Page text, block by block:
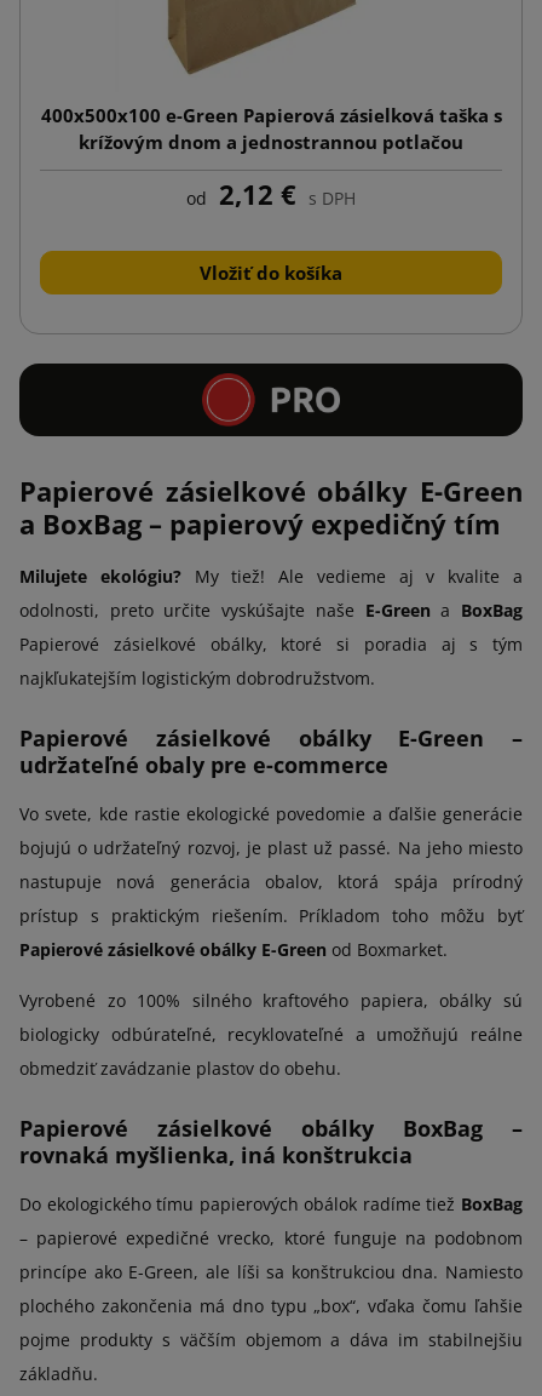
400x500x100 e-Green Papierová zásielková taška s
krížovým dnom a jednostrannou potlačou
od 2,12 € s DPH
Vložiť do košíka
Papierové zásielkové obálky E-Green
a BoxBag – papierový expedičný tím
Milujete ekológiu?My tiež! Ale vedieme aj v kvalite a
odolnosti, preto určite vyskúšajte naše E-Green a BoxBag
Papierové zásielkové obálky, ktoré si poradia aj s tým
najkľukatejším logistickým dobrodružstvom.
Papierové zásielkové obálky E-Green –
udržateľné obaly pre e-commerce
Vo svete, kde rastie ekologické povedomie a ďalšie generácie
bojujú o udržateľný rozvoj, je plast už passé. Na jeho miesto
nastupuje nová generácia obalov, ktorá spája prírodný
prístup s praktickým riešením. Príkladom toho môžu byť
Papierové zásielkové obálky E-Green od Boxmarket.
Vyrobené zo 100% silného kraftového papiera, obálky sú
biologicky odbúrateľné, recyklovateľné a umožňujú reálne
obmedziť zavádzanie plastov do obehu.
Papierové zásielkové obálky BoxBag –
rovnaká myšlienka, iná konštrukcia
Do ekologického tímu papierových obálok radíme tiež BoxBag
– papierové expedičné vrecko, ktoré funguje na podobnom
princípe ako E-Green, ale líši sa konštrukciou dna. Namiesto
plochého zakončenia má dno typu „box“, vďaka čomu ľahšie
pojme produkty s väčším objemom a dáva im stabilnejšiu
základňu.